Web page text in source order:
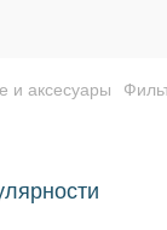
и аксесуары